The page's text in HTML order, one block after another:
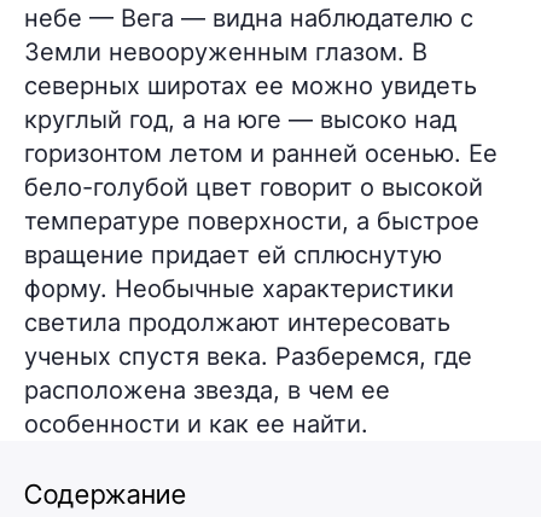
небе — Вега — видна наблюдателю с
Земли невооруженным глазом. В
северных широтах ее можно увидеть
круглый год, а на юге — высоко над
горизонтом летом и ранней осенью. Ее
бело-голубой цвет говорит о высокой
температуре поверхности, а быстрое
вращение придает ей сплюснутую
форму. Необычные характеристики
светила продолжают интересовать
ученых спустя века. Разберемся, где
расположена звезда, в чем ее
особенности и как ее найти.
Содержание